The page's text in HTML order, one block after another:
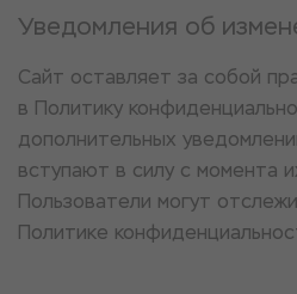
Уведомления об
Сайт оставляет за собой
в Политику
дополнительных
вступают в силу с момента
Пользователи могут
Политике